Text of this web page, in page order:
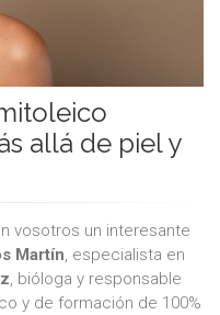
allá de piel y
vosotros un interesante
Martín, especialista en
, bióloga y responsable
y de formación de 100%